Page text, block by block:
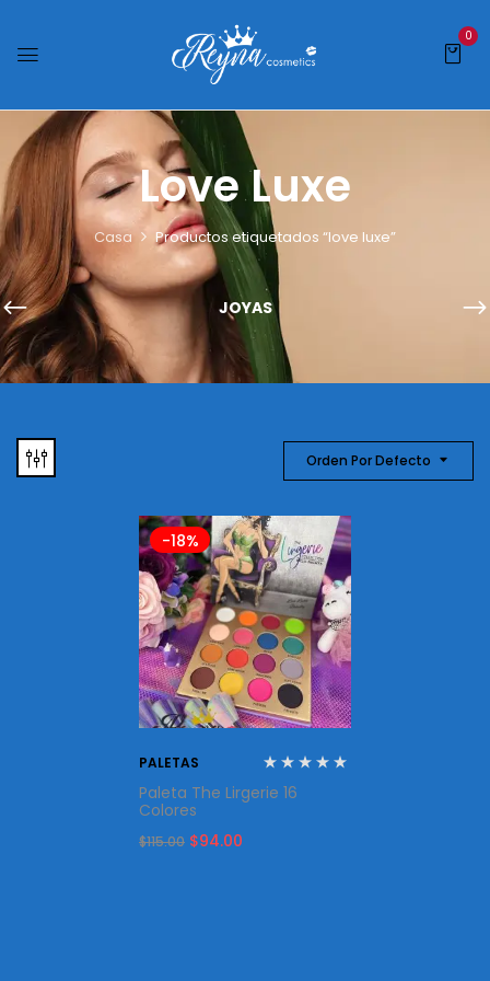
0
Love Luxe
Casa Productos etiquetados “love luxe”
JOYAS
Orden Por Defecto
-18%
PALETAS
Paleta The Lirgerie 16
Colores
$115.00 Original
price
$94.00